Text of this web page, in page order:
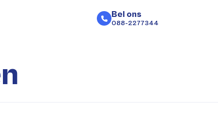
Bel ons
088-2277344